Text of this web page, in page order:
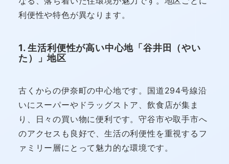
利便性や特色が異なります。
1. 生活利便性が高い中心地「谷井田（やい
た）」地区
古くからの伊奈町の中心地です。国道294号線沿
いにスーパーやドラッグストア、飲食店が集ま
り、日々の買い物に便利です。守谷市や取手市へ
のアクセスも良好で、生活の利便性を重視するフ
ァミリー層にとって魅力的な環境です。